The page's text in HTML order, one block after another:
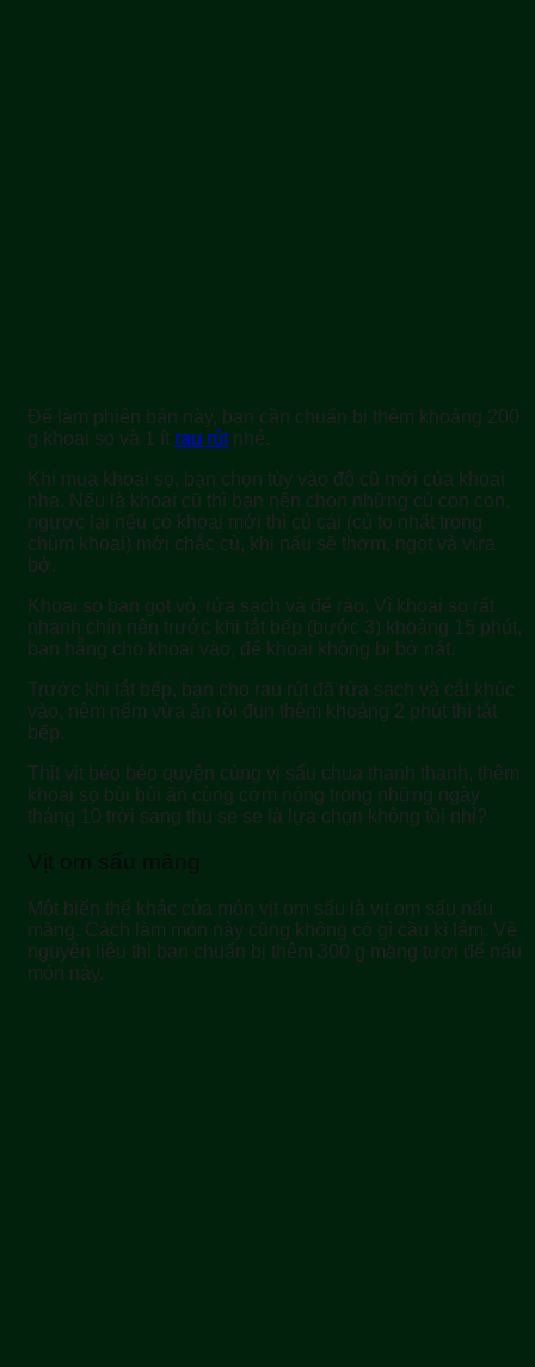
Để làm phiên bản này, bạn cần chuẩn bị thêm khoảng 200
g khoai sọ và 1 ít rau rútnhé.
Khi mua khoai sọ, bạn chọn tùy vào độ cũ mới của khoai
nha. Nếu là khoai cũ thì bạn nên chọn những củ con con,
ngược lại nếu có khoai mới thì củ cái (củ to nhất trong
chùm khoai) mới chắc củ, khi nấu sẽ thơm, ngọt và vừa
bở.
Khoai sọ bạn gọt vỏ, rửa sạch và để ráo. Vì khoai sọ rất
nhanh chín nên trước khi tắt bếp (bước 3) khoảng 15 phút,
bạn hẵng cho khoai vào, để khoai không bị bở nát.
Trước khi tắt bếp, bạn cho rau rút đã rửa sạch và cắt khúc
vào, nêm nếm vừa ăn rồi đun thêm khoảng 2 phút thì tắt
bếp.
Thịt vịt béo béo quyện cùng vị sấu chua thanh thanh, thêm
khoai sọ bùi bùi ăn cùng cơm nóng trong những ngày
tháng 10 trời sang thu se se là lựa chọn không tồi nhỉ?
Vịt om sấu măng
Một biến thể khác của món vịt om sấu là vịt om sấu nấu
măng. Cách làm món này cũng không có gì cầu kì lắm. Về
nguyên liệu thì bạn chuẩn bị thêm 300 g măng tươi để nấu
món này.